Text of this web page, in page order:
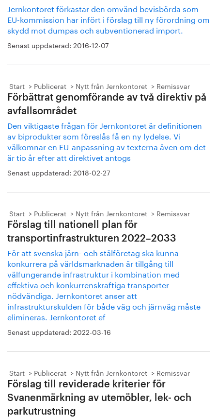
Jernkontoret förkastar den omvänd bevisbörda som
EU-kommission har infört i förslag till ny förordning om
skydd mot dumpas och subventionerad import.
Senast uppdaterad: 2016-12-07
Start Publicerat Nytt från Jernkontoret Remissvar
Förbättrat genomförande av två direktiv på
avfallsområdet
Den viktigaste frågan för Jernkontoret är definitionen
av biprodukter som föreslås få en ny lydelse. Vi
välkomnar en EU-anpassning av texterna även om det
är tio år efter att direktivet antogs
Senast uppdaterad: 2018-02-27
Start Publicerat Nytt från Jernkontoret Remissvar
Förslag till nationell plan för
transportinfrastrukturen 2022–2033
För att svenska järn- och stålföretag ska kunna
konkurrera på världsmarknaden är tillgång till
välfungerande infrastruktur i kombination med
effektiva och konkurrenskraftiga transporter
nödvändiga. Jernkontoret anser att
infrastrukturskulden för både väg och järnväg måste
elimineras. Jernkontoret ef
Senast uppdaterad: 2022-03-16
Start Publicerat Nytt från Jernkontoret Remissvar
Förslag till reviderade kriterier för
Svanenmärkning av utemöbler, lek- och
parkutrustning